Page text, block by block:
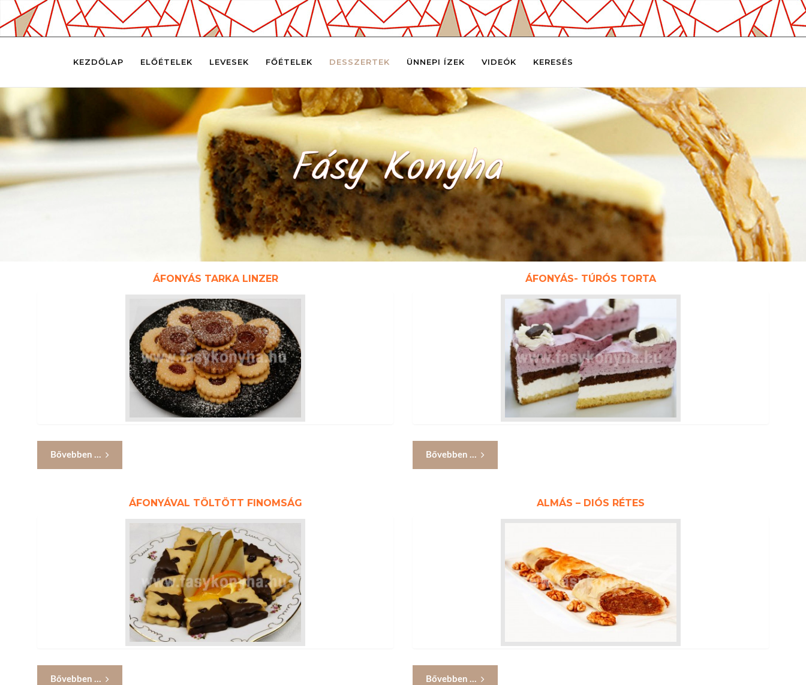
KEZDŐLAP ELŐÉTELEK LEVESEK FŐÉTELEK DESSZERTEK ÜNNEPI ÍZEK VIDEÓK KERESÉS
ÁFONYÁS TARKA LINZER
Bővebben ...
ÁFONYÁS- TÚRÓS TORTA
Bővebben ...
ÁFONYÁVAL TÖLTÖTT FINOMSÁG
Bővebben ...
ALMÁS – DIÓS RÉTES
Bővebben ...